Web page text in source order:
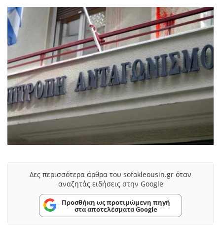
Δες περισσότερα άρθρα του sofokleousin.gr όταν
αναζητάς ειδήσεις στην Google
Προσθήκη ως προτιμώμενη πηγή
στα αποτελέσματα Google